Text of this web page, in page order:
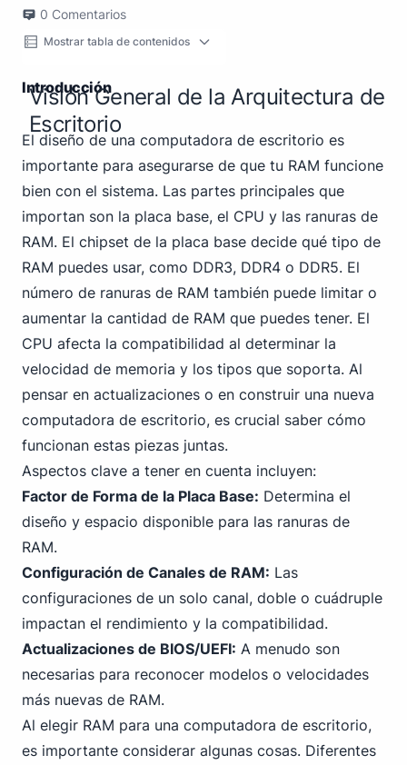
0 Comentarios
Mostrar tabla de contenidos
Introducción
Visión General de la Arquitectura de
Escritorio
El diseño de una computadora de escritorio es
importante para asegurarse de que tu RAM funcione
bien con el sistema. Las partes principales que
importan son la placa base, el CPU y las ranuras de
RAM. El chipset de la placa base decide qué tipo de
RAM puedes usar, como DDR3, DDR4 o DDR5. El
número de ranuras de RAM también puede limitar o
aumentar la cantidad de RAM que puedes tener. El
CPU afecta la compatibilidad al determinar la
velocidad de memoria y los tipos que soporta. Al
pensar en actualizaciones o en construir una nueva
computadora de escritorio, es crucial saber cómo
funcionan estas piezas juntas.
Aspectos clave a tener en cuenta incluyen:
Factor de Forma de la Placa Base: Determina el
diseño y espacio disponible para las ranuras de
RAM.
Configuración de Canales de RAM: Las
configuraciones de un solo canal, doble o cuádruple
impactan el rendimiento y la compatibilidad.
Actualizaciones de BIOS/UEFI: A menudo son
necesarias para reconocer modelos o velocidades
más nuevas de RAM.
Al elegir RAM para una computadora de escritorio,
es importante considerar algunas cosas. Diferentes